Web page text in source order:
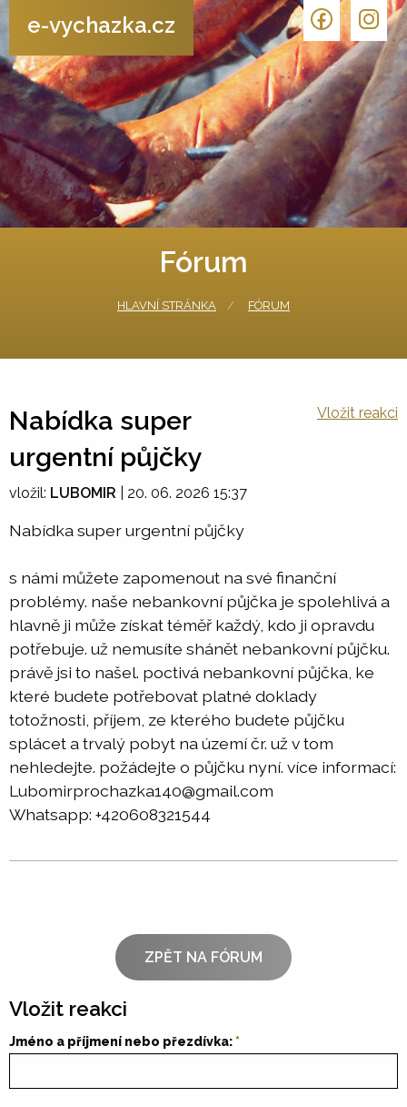
e-vychazka.cz
Fórum
HLAVNÍ STRÁNKA FÓRUM
Nabídka super
urgentní půjčky
Vložit reakci
vložil: LUBOMIR 20. 06. 2026 15:37
Nabídka super urgentní půjčky
s námi můžete zapomenout na své finanční
problémy. naše nebankovní půjčka je spolehlivá a
hlavně ji může získat téměř každý, kdo ji opravdu
potřebuje. už nemusíte shánět nebankovní půjčku.
právě jsi to našel. poctivá nebankovní půjčka, ke
které budete potřebovat platné doklady
totožnosti, příjem, ze kterého budete půjčku
splácet a trvalý pobyt na území čr. už v tom
nehledejte. požádejte o půjčku nyní. více informací:
Lubomirprochazka140@gmail.com
Whatsapp: +420608321544
ZPĚT NA FÓRUM
Vložit reakci
Jméno a příjmení nebo přezdívka: